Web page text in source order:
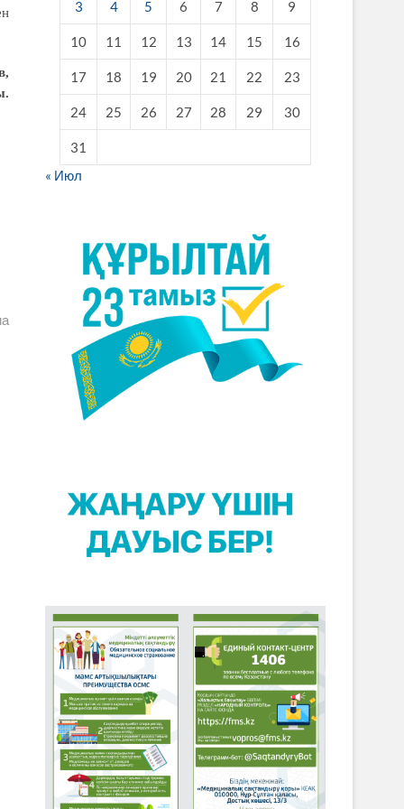
3 4 5 6 7 8 9
10 11 12 13 14 15 16
17 18 19 20 21 22 23
24 25 26 27 28 29 30
31
« Июл